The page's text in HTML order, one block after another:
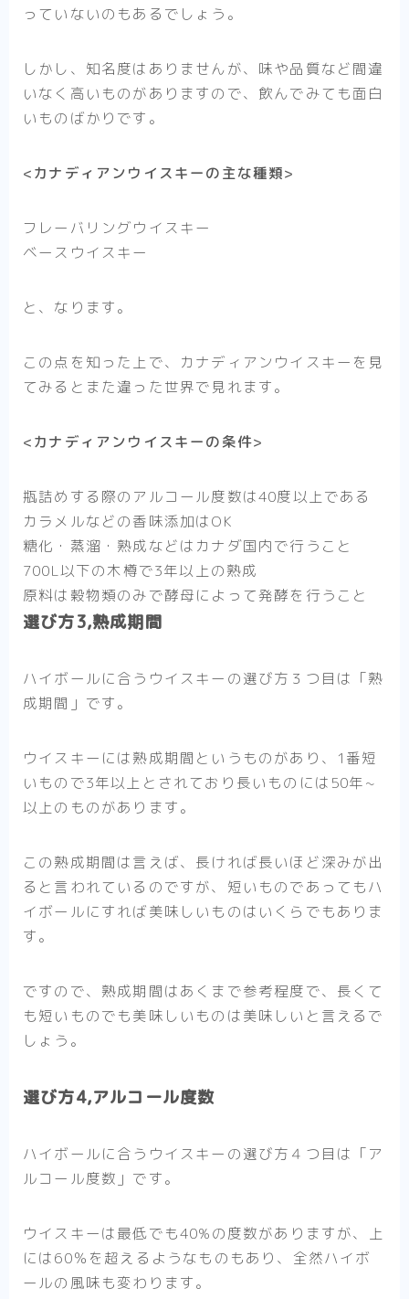
っていないのもあるでしょう。
しかし、知名度はありませんが、味や品質など間違
いなく高いものがありますので、飲んでみても面白
いものばかりです。
<カナディアンウイスキーの主な種類>
フレーバリングウイスキー
ベースウイスキー
と、なります。
この点を知った上で、カナディアンウイスキーを見
てみるとまた違った世界で見れます。
<カナディアンウイスキーの条件>
瓶詰めする際のアルコール度数は40度以上である
カラメルなどの香味添加はOK
糖化・蒸溜・熟成などはカナダ国内で行うこと
700L以下の木樽で3年以上の熟成
原料は穀物類のみで酵母によって発酵を行うこと
選び方3,熟成期間
ハイボールに合うウイスキーの選び方３つ目は 「熟
成期間」 です。
ウイスキーには熟成期間というものがあり、1番短
いもので3年以上とされており長いものには50年~
以上のものがあります。
この熟成期間は言えば、長ければ長いほど深みが出
ると言われているのですが、短いものであってもハ
イボールにすれば美味しいものはいくらでもありま
す。
ですので、熟成期間はあくまで参考程度で、 長くて
も短いものでも美味しいものは美味しい と言えるで
しょう。
選び方4,アルコール度数
ハイボールに合うウイスキーの選び方４つ目は 「ア
ルコール度数」 です。
ウイスキーは最低でも40%の度数がありますが、上
には60％を超えるようなものもあり、全然ハイボ
ールの風味も変わります。